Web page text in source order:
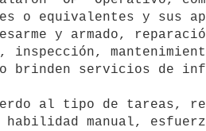
o equivalentes y sus
y armado,
inspección,
o brinden servicios de
habilidad manual,